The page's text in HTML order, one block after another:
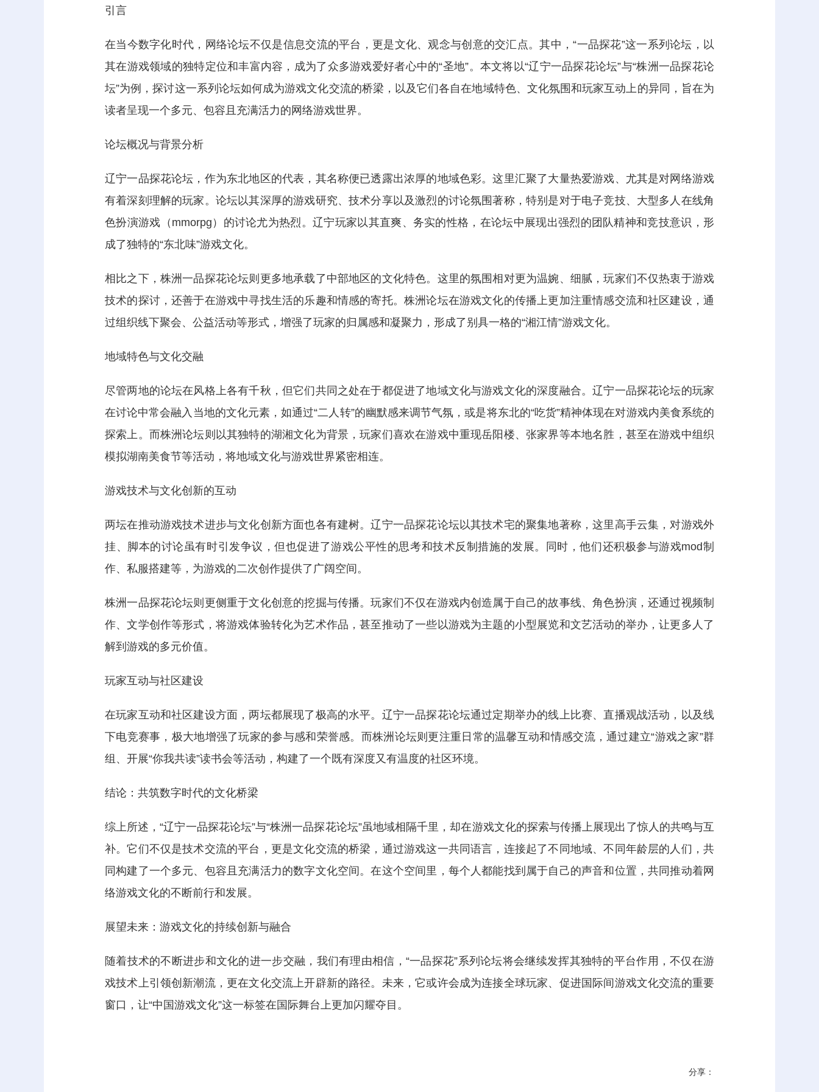
引言
在当今数字化时代，网络论坛不仅是信息交流的平台，更是文化、观念与创意的交汇点。其中，“一品探花”这一系列论坛，以
其在游戏领域的独特定位和丰富内容，成为了众多游戏爱好者心中的“圣地”。本文将以“辽宁一品探花论坛”与“株洲一品探花论
坛”为例，探讨这一系列论坛如何成为游戏文化交流的桥梁，以及它们各自在地域特色、文化氛围和玩家互动上的异同，旨在为
读者呈现一个多元、包容且充满活力的网络游戏世界。
论坛概况与背景分析
辽宁一品探花论坛，作为东北地区的代表，其名称便已透露出浓厚的地域色彩。这里汇聚了大量热爱游戏、尤其是对网络游戏
有着深刻理解的玩家。论坛以其深厚的游戏研究、技术分享以及激烈的讨论氛围著称，特别是对于电子竞技、大型多人在线角
色扮演游戏（mmorpg）的讨论尤为热烈。辽宁玩家以其直爽、务实的性格，在论坛中展现出强烈的团队精神和竞技意识，形
成了独特的“东北味”游戏文化。
相比之下，株洲一品探花论坛则更多地承载了中部地区的文化特色。这里的氛围相对更为温婉、细腻，玩家们不仅热衷于游戏
技术的探讨，还善于在游戏中寻找生活的乐趣和情感的寄托。株洲论坛在游戏文化的传播上更加注重情感交流和社区建设，通
过组织线下聚会、公益活动等形式，增强了玩家的归属感和凝聚力，形成了别具一格的“湘江情”游戏文化。
地域特色与文化交融
尽管两地的论坛在风格上各有千秋，但它们共同之处在于都促进了地域文化与游戏文化的深度融合。辽宁一品探花论坛的玩家
在讨论中常会融入当地的文化元素，如通过“二人转”的幽默感来调节气氛，或是将东北的“吃货”精神体现在对游戏内美食系统的
探索上。而株洲论坛则以其独特的湖湘文化为背景，玩家们喜欢在游戏中重现岳阳楼、张家界等本地名胜，甚至在游戏中组织
模拟湖南美食节等活动，将地域文化与游戏世界紧密相连。
游戏技术与文化创新的互动
两坛在推动游戏技术进步与文化创新方面也各有建树。辽宁一品探花论坛以其技术宅的聚集地著称，这里高手云集，对游戏外
挂、脚本的讨论虽有时引发争议，但也促进了游戏公平性的思考和技术反制措施的发展。同时，他们还积极参与游戏mod制
作、私服搭建等，为游戏的二次创作提供了广阔空间。
株洲一品探花论坛则更侧重于文化创意的挖掘与传播。玩家们不仅在游戏内创造属于自己的故事线、角色扮演，还通过视频制
作、文学创作等形式，将游戏体验转化为艺术作品，甚至推动了一些以游戏为主题的小型展览和文艺活动的举办，让更多人了
解到游戏的多元价值。
玩家互动与社区建设
在玩家互动和社区建设方面，两坛都展现了极高的水平。辽宁一品探花论坛通过定期举办的线上比赛、直播观战活动，以及线
下电竞赛事，极大地增强了玩家的参与感和荣誉感。而株洲论坛则更注重日常的温馨互动和情感交流，通过建立“游戏之家”群
组、开展“你我共读”读书会等活动，构建了一个既有深度又有温度的社区环境。
结论：共筑数字时代的文化桥梁
综上所述，“辽宁一品探花论坛”与“株洲一品探花论坛”虽地域相隔千里，却在游戏文化的探索与传播上展现出了惊人的共鸣与互
补。它们不仅是技术交流的平台，更是文化交流的桥梁，通过游戏这一共同语言，连接起了不同地域、不同年龄层的人们，共
同构建了一个多元、包容且充满活力的数字文化空间。在这个空间里，每个人都能找到属于自己的声音和位置，共同推动着网
络游戏文化的不断前行和发展。
展望未来：游戏文化的持续创新与融合
随着技术的不断进步和文化的进一步交融，我们有理由相信，“一品探花”系列论坛将会继续发挥其独特的平台作用，不仅在游
戏技术上引领创新潮流，更在文化交流上开辟新的路径。未来，它或许会成为连接全球玩家、促进国际间游戏文化交流的重要
窗口，让“中国游戏文化”这一标签在国际舞台上更加闪耀夺目。
分享：